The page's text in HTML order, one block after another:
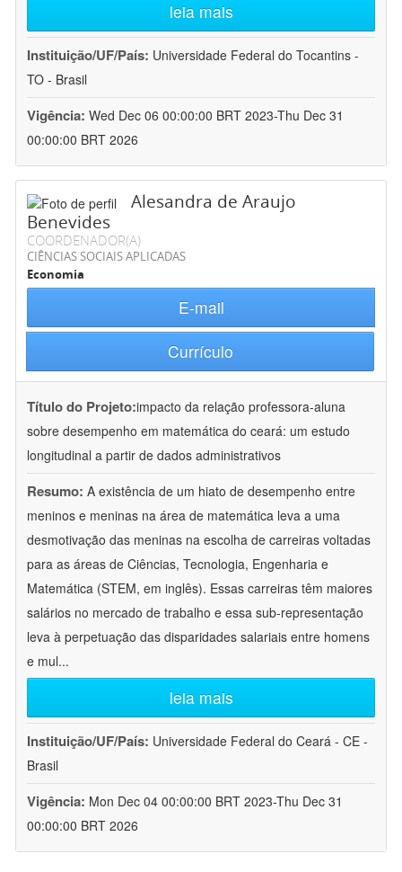
leia mais
Instituição/UF/País: Universidade Federal do Tocantins -
TO - Brasil
Vigência: Wed Dec 06 00:00:00 BRT 2023-Thu Dec 31
00:00:00 BRT 2026
Alesandra de Araujo
Benevides
COORDENADOR(A)
CIÊNCIAS SOCIAIS APLICADAS
Economia
E-mail
Currículo
Título do Projeto:impacto da relação professora-aluna
sobre desempenho em matemática do ceará: um estudo
longitudinal a partir de dados administrativos
Resumo: A existência de um hiato de desempenho entre
meninos e meninas na área de matemática leva a uma
desmotivação das meninas na escolha de carreiras voltadas
para as áreas de Ciências, Tecnologia, Engenharia e
Matemática (STEM, em inglês). Essas carreiras têm maiores
salários no mercado de trabalho e essa sub-representação
leva à perpetuação das disparidades salariais entre homens
e mul...
leia mais
Instituição/UF/País: Universidade Federal do Ceará - CE -
Brasil
Vigência: Mon Dec 04 00:00:00 BRT 2023-Thu Dec 31
00:00:00 BRT 2026